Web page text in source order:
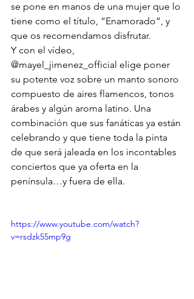
se pone en manos de una mujer que lo
tiene como el título, “Enamorado”, y
que os recomendamos disfrutar.
Y con el vídeo,
@mayel_jimenez_official elige poner
su potente voz sobre un manto sonoro
compuesto de aires flamencos, tonos
árabes y algún aroma latino. Una
combinación que sus fanáticas ya están
celebrando y que tiene toda la pinta
de que será jaleada en los incontables
conciertos que ya oferta en la
península…y fuera de ella.
https://www.youtube.com/watch?
v=rsdzk55mp9g